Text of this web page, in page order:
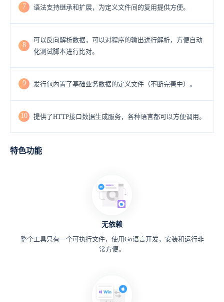
7 语法支持继承和扩展，为定义文件间的复用提供方便。
8
可以反向解析数据，可以对程序的输出进行解析，方便自动
化测试脚本进行比对。
9 发行包內置了基础业务数据的定义文件（不断完善中）。
10 提供了HTTP接口数据生成服务，各种语言都可以方便调用。
特色功能
无依赖
整个工具只有一个可执行文件，使用Go语言开发，安装和运行非
常方便。